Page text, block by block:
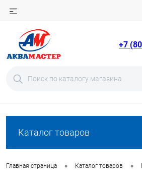
+7
Каталог товаров
Главная страница • Каталог товаров •